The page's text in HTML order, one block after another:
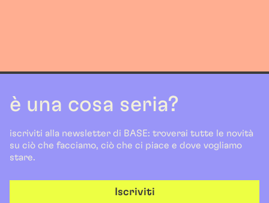
è una cosa seria?
iscriviti alla newsletter di BASE: troverai tutte le novità
su ciò che facciamo, ciò che ci piace e dove vogliamo
stare.
Iscriviti